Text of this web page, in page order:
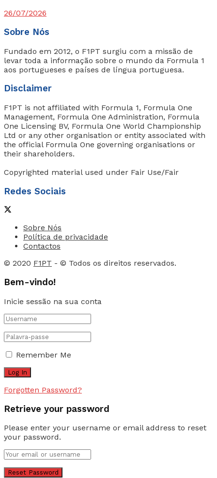
26/07/2026
Sobre Nós
Fundado em 2012, o F1PT surgiu com a missão de
levar toda a informação sobre o mundo da Formula 1
aos portugueses e países de língua portuguesa.
Disclaimer
F1PT is not affiliated with Formula 1, Formula One
Management, Formula One Administration, Formula
One Licensing BV, Formula One World Championship
Ltd or any other organisation or entity associated with
the official Formula One governing organisations or
their shareholders.
Copyrighted material used under Fair Use/Fair
Redes Sociais
Sobre Nós
Política de privacidade
Contactos
© 2020 F1PT - © Todos os direitos reservados.
Bem-vindo!
Inicie sessão na sua conta
Remember Me
Forgotten Password?
Retrieve your password
Please enter your username or email address to reset
your password.